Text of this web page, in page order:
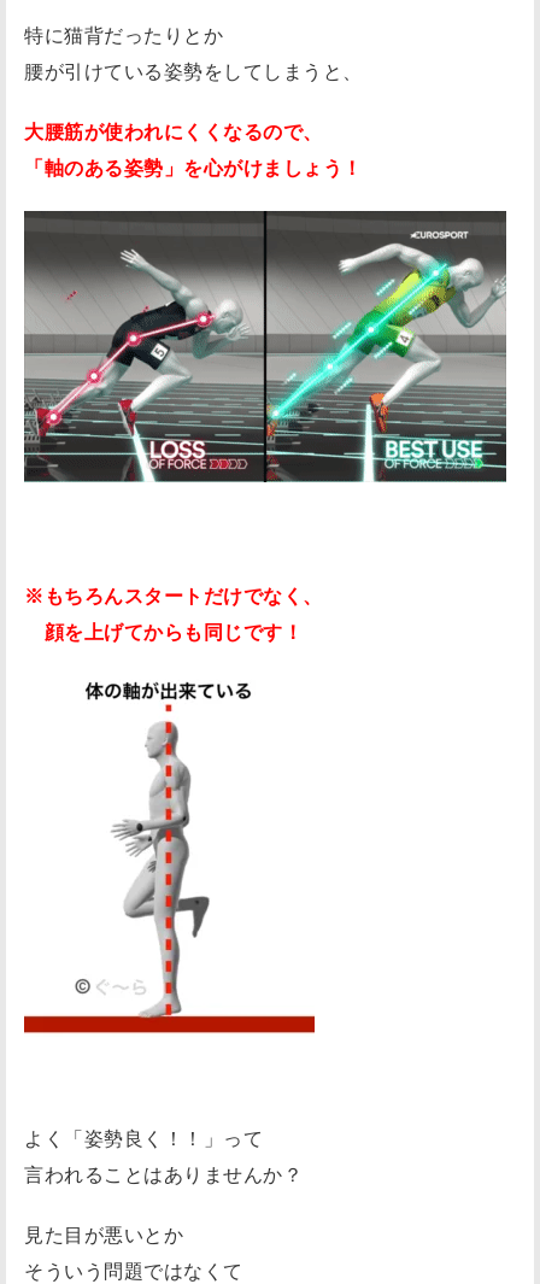
特に猫背だったりとか
腰が引けている姿勢をしてしまうと、
大腰筋が使われにくくなるので、
「軸のある姿勢」を心がけましょう！
※もちろんスタートだけでなく、
顔を上げてからも同じです！
よく「姿勢良く！！」って
言われることはありませんか？
見た目が悪いとか
そういう問題ではなくて